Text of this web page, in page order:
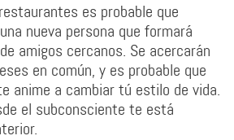
es probable que
nueva persona que formará
amigos cercanos. Se acercarán
en común, y es probable que
anime a cambiar tú estilo de vida.
el subconsciente te está